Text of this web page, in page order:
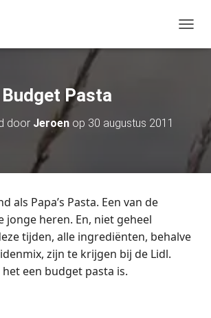
O
A
Budget Pasta
door Jeroen op 30 augustus 2011
als Papa’s Pasta. Een van de
jonge heren. En, niet geheel
tijden, alle ingrediënten, behalve
zijn te krijgen bij de Lidl.
een budget pasta is.